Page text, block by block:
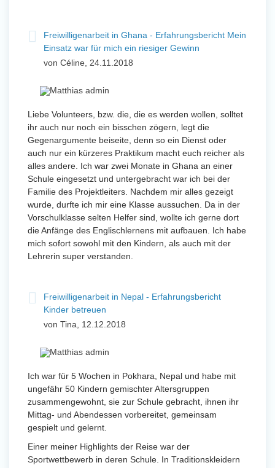
Freiwilligenarbeit in Ghana - Erfahrungsbericht Mein
Einsatz war für mich ein riesiger Gewinn
von Céline, 24.11.2018
Liebe Volunteers, bzw. die, die es werden wollen, solltet
ihr auch nur noch ein bisschen zögern, legt die
Gegenargumente beiseite, denn so ein Dienst oder
auch nur ein kürzeres Praktikum macht euch reicher als
alles andere. Ich war zwei Monate in Ghana an einer
Schule eingesetzt und untergebracht war ich bei der
Familie des Projektleiters. Nachdem mir alles gezeigt
wurde, durfte ich mir eine Klasse aussuchen. Da in der
Vorschulklasse selten Helfer sind, wollte ich gerne dort
die Anfänge des Englischlernens mit aufbauen. Ich habe
mich sofort sowohl mit den Kindern, als auch mit der
Lehrerin super verstanden.
Freiwilligenarbeit in Nepal - Erfahrungsbericht
Kinder betreuen
von Tina, 12.12.2018
Ich war für 5 Wochen in Pokhara, Nepal und habe mit
ungefähr 50 Kindern gemischter Altersgruppen
zusammengewohnt, sie zur Schule gebracht, ihnen ihr
Mittag- und Abendessen vorbereitet, gemeinsam
gespielt und gelernt.
Einer meiner Highlights der Reise war der
Sportwettbewerb in deren Schule. In Traditionskleidern